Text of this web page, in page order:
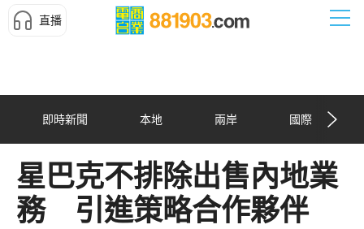
直播
即時新聞 本地 兩岸 國際
星巴克不排除出售內地業
務 引進策略合作夥伴